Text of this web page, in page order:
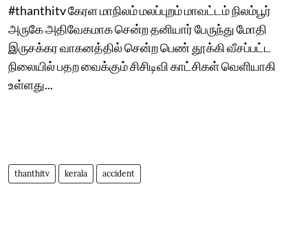
#thanthitv கேரள மாநிலம் மலப்புறம் மாவட்டம் நிலம்பூர்
அருகே அதிவேகமாக சென்ற தனியார் பேருந்து மோதி
இருசக்கர வாகனத்தில் சென்ற பெண் தூக்கி வீசப்பட்ட
நிலையில் பதற வைக்கும் சிசிடிவி காட்சிகள் வெளியாகி
உள்ளது...
thanthitv kerala accident